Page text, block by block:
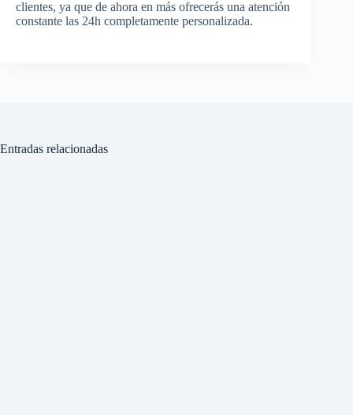
clientes, ya que de ahora en más ofrecerás una atención
constante las 24h completamente personalizada.
Entradas relacionadas